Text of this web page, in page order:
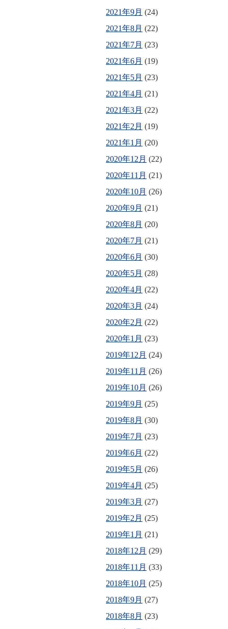
2021年9月 (24)
2021年8月 (22)
2021年7月 (23)
2021年6月 (19)
2021年5月 (23)
2021年4月 (21)
2021年3月 (22)
2021年2月 (19)
2021年1月 (20)
2020年12月 (22)
2020年11月 (21)
2020年10月 (26)
2020年9月 (21)
2020年8月 (20)
2020年7月 (21)
2020年6月 (30)
2020年5月 (28)
2020年4月 (22)
2020年3月 (24)
2020年2月 (22)
2020年1月 (23)
2019年12月 (24)
2019年11月 (26)
2019年10月 (26)
2019年9月 (25)
2019年8月 (30)
2019年7月 (23)
2019年6月 (22)
2019年5月 (26)
2019年4月 (25)
2019年3月 (27)
2019年2月 (25)
2019年1月 (21)
2018年12月 (29)
2018年11月 (33)
2018年10月 (25)
2018年9月 (27)
2018年8月 (23)